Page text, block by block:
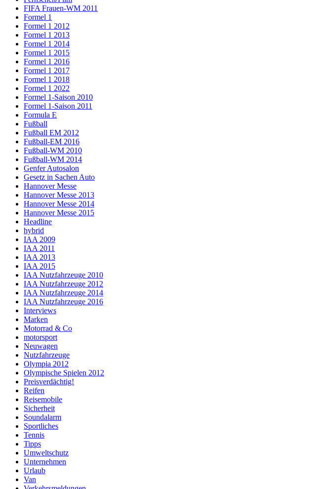
FIFA Frauen-WM 2011
Formel 1
Formel 1 2012
Formel 1 2013
Formel 1 2014
Formel 1 2015
Formel 1 2016
Formel 1 2017
Formel 1 2018
Formel 1 2022
Formel 1-Saison 2010
Formel 1-Saison 2011
Formula E
Fußball
Fußball EM 2012
Fußball-EM 2016
Fußball-WM 2010
Fußball-WM 2014
Genfer Autosalon
Gesetz in Sachen Auto
Hannover Messe
Hannover Messe 2013
Hannover Messe 2014
Hannover Messe 2015
Headline
hybrid
IAA 2009
IAA 2011
IAA 2013
IAA 2015
IAA Nutzfahrzeuge 2010
IAA Nutzfahrzeuge 2012
IAA Nutzfahrzeuge 2014
IAA Nutzfahrzeuge 2016
Interviews
Marken
Motorrad & Co
motorsport
Neuwagen
Nutzfahrzeuge
Olympia 2012
Olympische Spielen 2012
Preisverdächtig!
Reifen
Reisemobile
Sicherheit
Soundalarm
Sportliches
Tennis
Tipps
Umweltschutz
Unternehmen
Urlaub
Van